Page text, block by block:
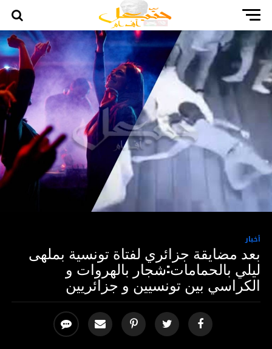
أخبار
بعد مضايقة جزائري لفتاة تونسية بملهى
ليلي بالحمامات:شجار بالهروات و
الكراسي بين تونسيين و جزائريين